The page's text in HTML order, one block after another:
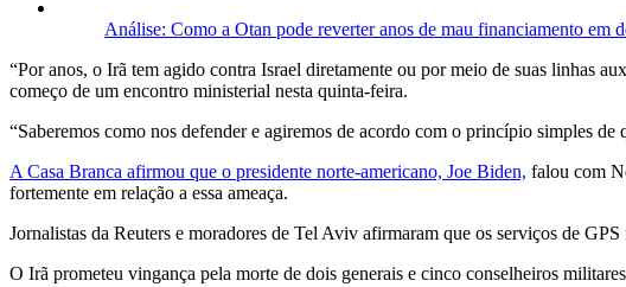
Análise: Como a Otan pode reverter anos de mau financiamento em
“Por anos, o Irã tem agido contra Israel diretamente ou por meio de suas linhas
começo de um encontro ministerial nesta quinta-feira.
“Saberemos como nos defender e agiremos de acordo com o princípio simples
A Casa Branca afirmou que o presidente norte-americano, Joe Biden, falou com
fortemente em relação a essa ameaça.
Jornalistas da Reuters e moradores de Tel Aviv afirmaram que os serviços de
O Irã prometeu vingança pela morte de dois generais e cinco conselheiros